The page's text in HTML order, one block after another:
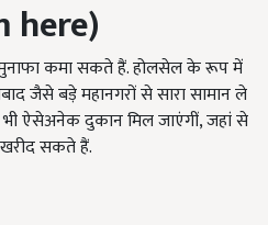
here)
मुनाफा कमा सकते हैं. होलसेल के रूप में
जैसे बड़े महानगरों से सारा सामान ले
ऐसेअनेक दुकान मिल जाएंगीं, जहां से
सकते हैं.